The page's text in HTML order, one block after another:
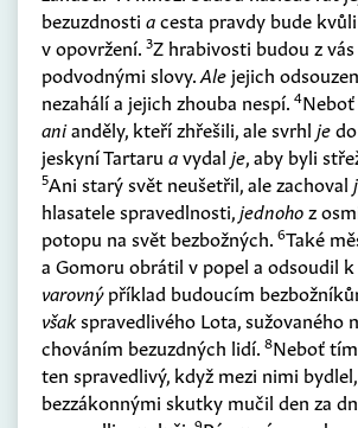
bezuzdnosti acesta pravdy bude
v opovržení. 3Z hrabivosti budou z
podvodnými slovy.Ale jejich
nezahálí a jejich zhouba nespí. 4
anianděly, kteří zhřešili, ale svrhl je
jeskyní Tartaru avydal je, aby byli
5Ani starý svět neušetřil, ale zachoval
hlasatele spravedlnosti,jednohoz
potopu na svět bezbožných. 6Také
a Gomoru obrátil v popel a odsoudil
varovnýpříklad budoucím
všakspravedlivého Lota, sužovaného
chováním bezuzdných lidí. 8Neboť
ten spravedlivý, když mezi nimi bydlel,
bezzákonnými skutky mučil den za
9